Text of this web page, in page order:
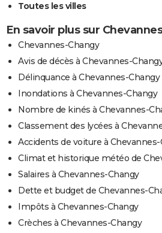
Toutes les villes
En savoir plus sur
Chevannes-Changy
Avis de décès à Chevannes-
Délinquance à Chevannes-Changy
Inondations à Chevannes-Changy
Nombre de kinés à Chevannes-
Classement des lycées à
Accidents de voiture à Chevannes-
Climat et historique météo de
Salaires à Chevannes-Changy
Dette et budget de Chevannes-
Impôts à Chevannes-Changy
Crèches à Chevannes-Changy